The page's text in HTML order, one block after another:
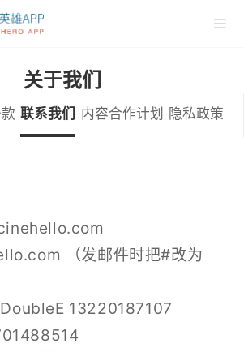
关于我们
联系我们 内容合作计划 隐私政策
（发邮件时把#改为
13220187107